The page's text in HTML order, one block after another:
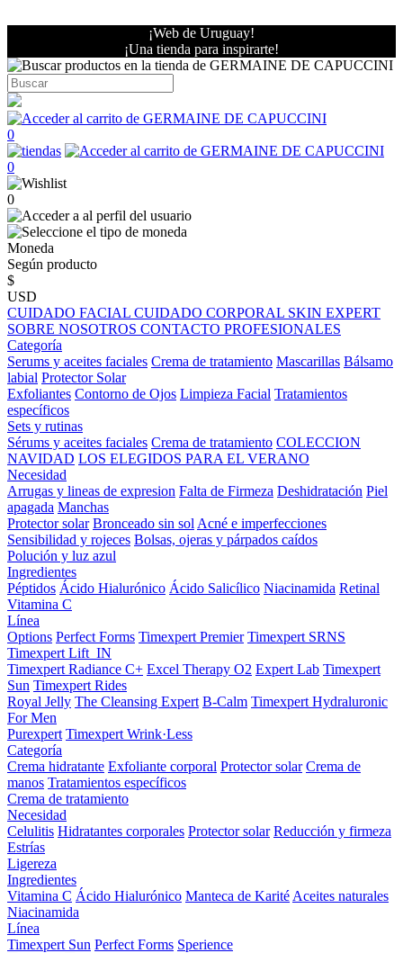
¡Web de Uruguay!
¡Una tienda para inspirarte!
0
0
0
Moneda
Según producto
$
USD
CUIDADO FACIAL CUIDADO CORPORAL SKIN EXPERT
SOBRE NOSOTROS CONTACTO PROFESIONALES
Categoría
Serums y aceites faciales Crema de tratamiento Mascarillas Bálsamo
labial Protector Solar
Exfoliantes Contorno de Ojos Limpieza Facial Tratamientos
específicos
Sets y rutinas
Sérums y aceites faciales Crema de tratamiento COLECCION
NAVIDAD LOS ELEGIDOS PARA EL VERANO
Necesidad
Arrugas y lineas de expresion Falta de Firmeza Deshidratación Piel
apagada Manchas
Protector solar Bronceado sin sol Acné e imperfecciones
Sensibilidad y rojeces Bolsas, ojeras y párpados caídos
Polución y luz azul
Ingredientes
Péptidos Ácido Hialurónico Ácido Salicílico Niacinamida Retinal
Vitamina C
Línea
Options Perfect Forms Timexpert Premier Timexpert SRNS
Timexpert Lift_IN
Timexpert Radiance C+ Excel Therapy O2 Expert Lab Timexpert
Sun Timexpert Rides
Royal Jelly The Cleansing Expert B-Calm Timexpert Hydraluronic
For Men
Purexpert Timexpert Wrink·Less
Categoría
Crema hidratante Exfoliante corporal Protector solar Crema de
manos Tratamientos específicos
Crema de tratamiento
Necesidad
Celulitis Hidratantes corporales Protector solar Reducción y firmeza
Estrías
Ligereza
Ingredientes
Vitamina C Ácido Hialurónico Manteca de Karité Aceites naturales
Niacinamida
Línea
Timexpert Sun Perfect Forms Sperience